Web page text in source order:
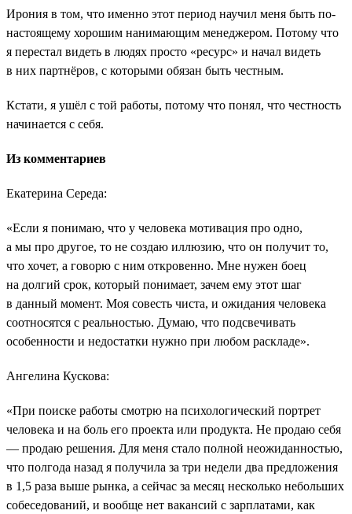
Ирония в том, что именно этот период научил меня быть по-
настоящему хорошим нанимающим менеджером. Потому что
я перестал видеть в людях просто «ресурс» и начал видеть
в них партнёров, с которыми обязан быть честным.
Кстати, я ушёл с той работы, потому что понял, что честность
начинается с себя.
Из комментариев
Екатерина Середа:
«Если я понимаю, что у человека мотивация про одно,
а мы про другое, то не создаю иллюзию, что он получит то,
что хочет, а говорю с ним откровенно. Мне нужен боец
на долгий срок, который понимает, зачем ему этот шаг
в данный момент. Моя совесть чиста, и ожидания человека
соотносятся с реальностью. Думаю, что подсвечивать
особенности и недостатки нужно при любом раскладе».
Ангелина Кускова:
«При поиске работы смотрю на психологический портрет
человека и на боль его проекта или продукта. Не продаю себя
― продаю решения. Для меня стало полной неожиданностью,
что полгода назад я получила за три недели два предложения
в 1,5 раза выше рынка, а сейчас за месяц несколько небольших
собеседований, и вообще нет вакансий с зарплатами, как